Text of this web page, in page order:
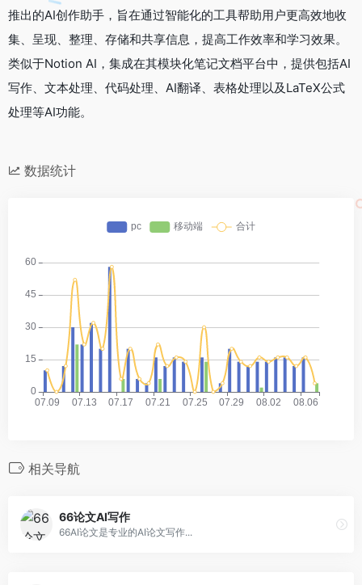
推出的AI创作助手，旨在通过智能化的工具帮助用户更高效地收
集、呈现、整理、存储和共享信息，提高工作效率和学习效果。
类似于Notion AI，集成在其模块化笔记文档平台中，提供包括AI
写作、文本处理、代码处理、AI翻译、表格处理以及LaTeX公式
处理等AI功能。
数据统计
相关导航
66论文AI写作
66AI论文是专业的AI论文写作...